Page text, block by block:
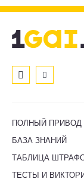
ПОЛНЫЙ ПРИВОД
БАЗА ЗНАНИЙ
ТАБЛИЦА
ТЕСТЫ И